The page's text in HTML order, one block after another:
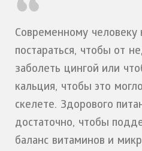
Современному человеку
постараться, чтобы от
заболеть цингой или
кальция, чтобы это
скелете. Здорового
достаточно, чтобы
баланс витаминов и